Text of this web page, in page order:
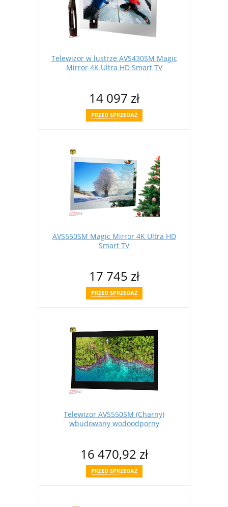
Telewizor w lustrze AVS430SM Magic
Mirror 4K Ultra HD Smart TV
14 097 zł
PRZED SPRZEDAŻ
AVS550SM Magic Mirror 4K Ultra HD
Smart TV
17 745 zł
PRZED SPRZEDAŻ
Telewizor AVS550SM (Charny)
wbudowany wodoodporny
16 470,92 zł
PRZED SPRZEDAŻ